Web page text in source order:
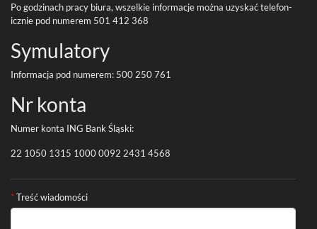
Po godz­i­nach pracy biura, wszelkie infor­ma­cje można uzyskać tele­fon­
icznie pod numerem 501 412 368
Symu­la­tory
Infor­ma­cja pod numerem: 500 250761
Nr konta
Numer konta ING Bank Śląski:
22 1050 1315 10000092 2431 4568
Formularz kontaktowy
*Treść wiadomości